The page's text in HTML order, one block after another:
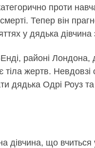
проти
Тепер він
у дядька
районі
жертв.
дядька Одрі Роуз
дівчина, що вчиться